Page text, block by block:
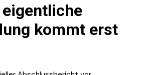
kommt erst